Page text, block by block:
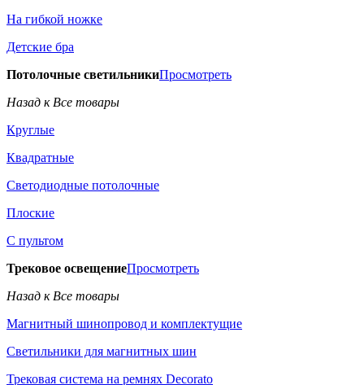
На гибкой ножке
Детские бра
Потолочные светильникиПросмотреть
Назад к Все товары
Круглые
Квадратные
Светодиодные потолочные
Плоские
С пультом
Трековое освещениеПросмотреть
Назад к Все товары
Магнитный шинопровод и комплектущие
Светильники для магнитных шин
Трековая система на ремнях Decorato